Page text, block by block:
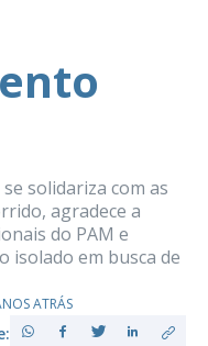
solidariza com as
agradece a
do PAM e
isolado em busca de
ATRÁS